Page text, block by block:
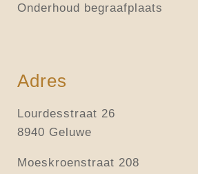
Onderhoud begraafplaats
Adres
Lourdesstraat 26
8940 Geluwe
Moeskroenstraat 208